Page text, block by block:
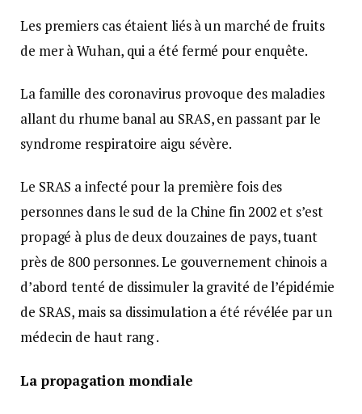
Les premiers cas étaient liés à un marché de fruits
de mer à Wuhan, qui a été fermé pour enquête.
La famille des coronavirus provoque des maladies
allant du rhume banal au SRAS, en passant par le
syndrome respiratoire aigu sévère.
Le SRAS a infecté pour la première fois des
personnes dans le sud de la Chine fin 2002 et s’est
propagé à plus de deux douzaines de pays, tuant
près de 800 personnes. Le gouvernement chinois a
d’abord tenté de dissimuler la gravité de l’épidémie
de SRAS, mais sa dissimulation a été révélée par un
médecin de haut rang .
La propagation mondiale